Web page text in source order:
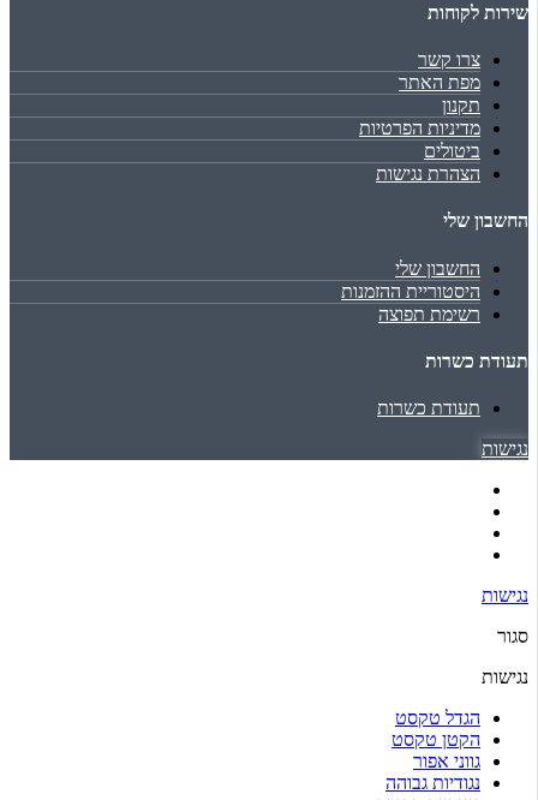
שירות לקוחות
צרו קשר
מפת האתר
תקנון
מדיניות הפרטיות
ביטולים
הצהרת נגישות
החשבון שלי
החשבון שלי
היסטוריית ההזמנות
רשימת תפוצה
תעודת כשרות
תעודת כשרות
נגישות
נגישות
סגור
נגישות
הגדל טקסט
הקטן טקסט
גווני אפור
נגודיות גבוהה